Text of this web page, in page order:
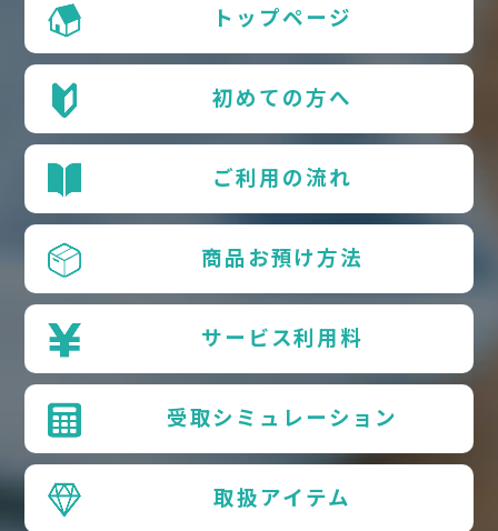
トップページ
初めての方へ
ご利用の流れ
商品お預け方法
サービス利用料
受取シミュレーション
取扱アイテム